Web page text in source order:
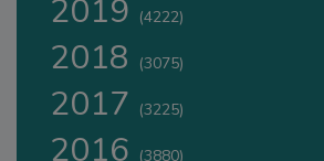
2019 (4222)
2018 (3075)
2017 (3225)
2016 (3880)